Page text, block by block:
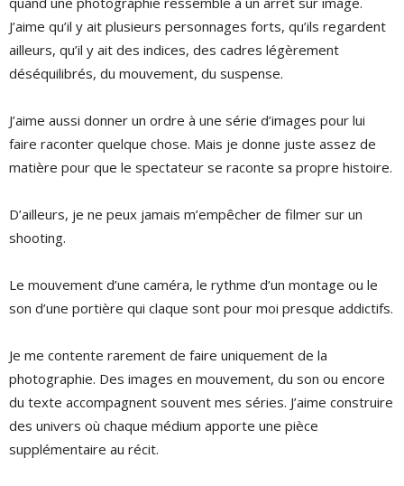
J’aime qu’il y ait plusieurs personnages forts, qu’ils regardent
ailleurs, qu’il y ait des indices, des cadres légèrement
déséquilibrés, du mouvement, du suspense.
J’aime aussi donner un ordre à une série d’images pour lui
faire raconter quelque chose. Mais je donne juste assez de
matière pour que le spectateur se raconte sa propre histoire.
D’ailleurs, je ne peux jamais m’empêcher de filmer sur un
shooting.
Le mouvement d’une caméra, le rythme d’un montage ou le
son d’une portière qui claque sont pour moi presque addictifs.
Je me contente rarement de faire uniquement de la
photographie. Des images en mouvement, du son ou encore
du texte accompagnent souvent mes séries. J’aime construire
des univers où chaque médium apporte une pièce
supplémentaire au récit.